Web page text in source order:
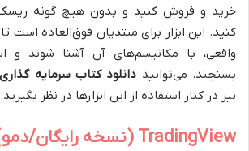
خرید و فروش کنید و بدون هیچ گونه
کنید. این ابزار برای مبتدیان فوق‌العاده است تا
واقعی، با مکانیسم‌های آن آشنا شوند و
بسنجند. می‌توانید دانلود کتاب سرمایه گذاری
نیز در کنار استفاده از این ابزارها در نظر بگیرید.
TradingView (نسخه رایگان/دمو)